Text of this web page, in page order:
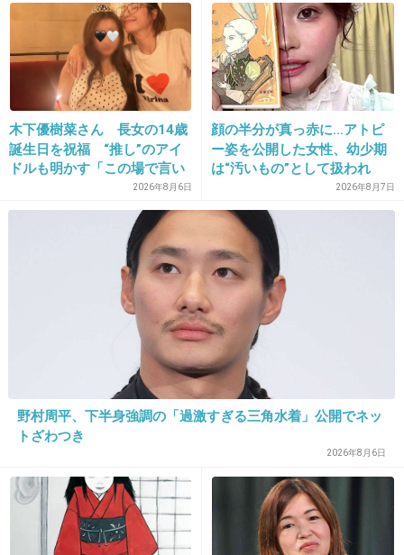
2020/11/16(月) 15:00:24
財布の中は
免許、保険証、キャッシュ、クレカ、かかりつけ診察券
×3、行きつけの店のプリペイドやポイントカード×5、図書
館カード
でした
これでもかなり厳選してる
キャッシュカード1枚、クレカ2枚、会員証2枚、ポイントカ
ード4枚、スーパーのカード2枚
計11枚
あと、テレカが入っていたのには我ながらびっくりしたw
+5 -0
2020/11/16(月) 15:06:27
木下優樹菜さん 長女の14歳
誕生日を祝福 “推し”のアイ
ドルも明かす「この場で言い
2026年8月6日
顔の半分が真っ赤に…アトピ
ー姿を公開した女性、幼少期
は“汚いもの”として扱われ
「人に触れる行為に罪悪感を
持っていた」
2026年8月7日
野村周平、下半身強調の「過激すぎる三角水着」公開でネッ
トざわつき
2026年8月6日